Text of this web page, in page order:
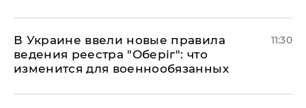
В Украине ввели новые правила
ведения реестра "Оберіг": что
изменится для военнообязанных
11:30